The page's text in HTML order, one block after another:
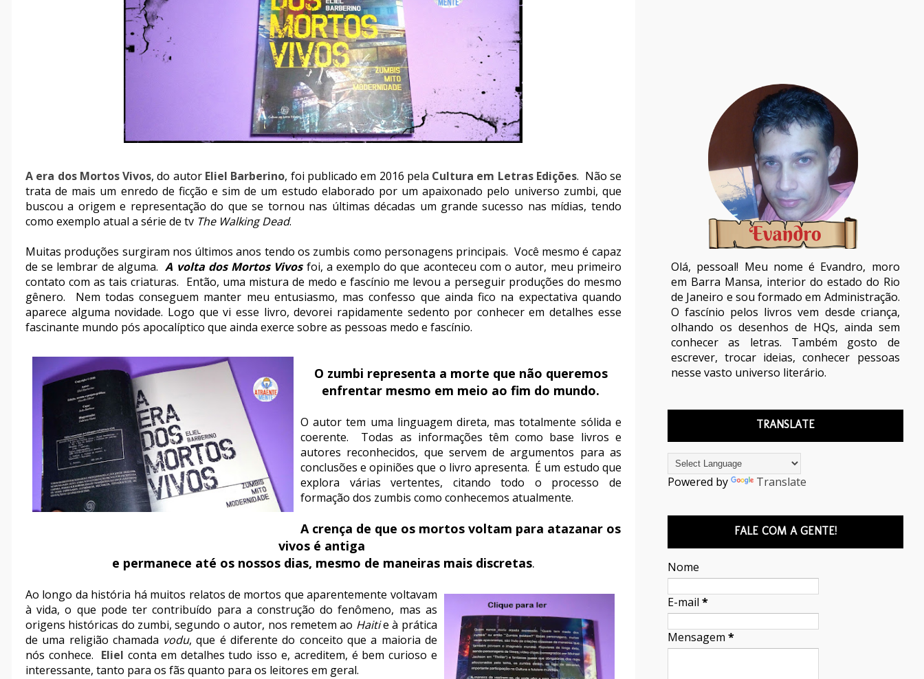
A era dos Mortos Vivos, do autor Eliel Barberino, foi publicado em 2016 pela Cultura em Letras Edições. Não se
trata de mais um enredo de ficção e sim de um estudo elaborado por um apaixonado pelo universo zumbi, que
buscou a origem e representação do que se tornou nas últimas décadas um grande sucesso nas mídias, tendo
como exemplo atual a série de tv The Walking Dead.
Muitas produções surgiram nos últimos anos tendo os zumbis como personagens principais. Você mesmo é capaz
de se lembrar de alguma.A volta dos Mortos Vivosfoi, a exemplo do que aconteceu com o autor, meu primeiro
contato com as tais criaturas. Então, uma mistura de medo e fascínio me levou a perseguir produções do mesmo
gênero. Nem todas conseguem manter meu entusiasmo, mas confesso que ainda fico na expectativa quando
aparece alguma novidade. Logo que vi esse livro, devorei rapidamente sedento por conhecer em detalhes esse
fascinante mundo pós apocalíptico que ainda exerce sobre as pessoas medo e fascínio.
O zumbi representa a morte que não queremos
enfrentar mesmo em meio ao fim do mundo.
O autor tem uma linguagem direta, mas totalmente sólida e
coerente. Todas as informações têm como base livros e
autores reconhecidos, que servem de argumentos para as
conclusões e opiniões que o livro apresenta. É um estudo que
explora várias vertentes, citando todo o processo de
formação dos zumbis como conhecemos atualmente.
A crença de que os mortos voltam para atazanar os
vivos é antiga
e permanece até os nossos dias, mesmo de maneiras mais discretas.
Ao longo da história há muitos relatos de mortos que aparentemente voltavam
à vida, o que pode ter contribuído para a construção do fenômeno, mas as
origens históricas do zumbi, segundo o autor, nos remetem ao Haitie à prática
de uma religião chamada vodu, que é diferente do conceito que a maioria de
nós conhece. Eliel conta em detalhes tudo isso e, acreditem, é bem curioso e
interessante, tanto para os fãs quanto para os leitores em geral.
Olá, pessoal! Meu nome é Evandro, moro
em Barra Mansa, interior do estado do Rio
de Janeiro e sou formado em Administração.
O fascínio pelos livros vem desde criança,
olhando os desenhos de HQs, ainda sem
conhecer as letras. Também gosto de
escrever, trocar ideias, conhecer pessoas
nesse vasto universo literário.
TRANSLATE
Powered by Translate
FALE COM A GENTE!
Nome
E-mail*
Mensagem*